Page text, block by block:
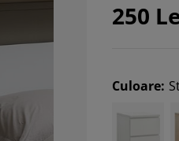
250
Culoare:
75.20325203252033%
13.008130081300814%
4.471544715447155%